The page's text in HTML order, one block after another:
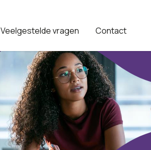
Veelgestelde vragen Contact